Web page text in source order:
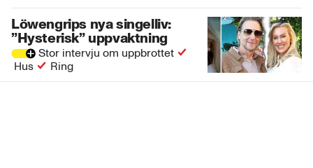
Löwengrips nya singelliv:
”Hysterisk” uppvaktning
Stor intervju om uppbrottet
Hus
Ring